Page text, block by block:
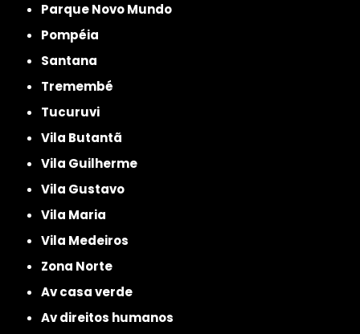
Parque Novo Mundo
Pompéia
Santana
Tremembé
Tucuruvi
Vila Butantã
Vila Guilherme
Vila Gustavo
Vila Maria
Vila Medeiros
Zona Norte
av casa verde
av direitos humanos